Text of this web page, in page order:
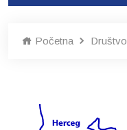
Početna Društvo